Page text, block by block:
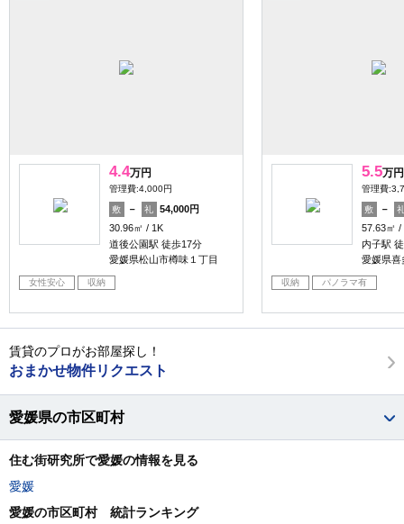
4.4万円
管理費:4,000円
敷 － 礼
54,000円
30.96㎡
1K
道後公園駅 徒歩17分
愛媛県松山市樽味１丁目
女性安心 収納
5.5万円
管理費
敷 －
57.63㎡
内子駅
愛媛県喜
収納 パノラマ有
賃貸のプロがお部屋探し！
おまかせ物件リクエスト
愛媛県の市区町村
住む街研究所で愛媛の情報を見る
愛媛
愛媛の市区町村 統計ランキング